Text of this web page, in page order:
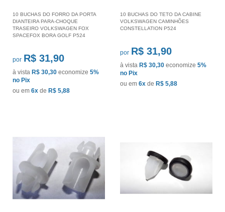
10 BUCHAS DO FORRO DA PORTA
DIANTEIRA PARA-CHOQUE
TRASEIRO VOLKSWAGEN FOX
SPACEFOX BORA GOLF P524
por R$ 31,90
à vista R$ 30,30 economize 5%
no Pix
ou em 6x de R$ 5,88
10 BUCHAS DO TETO DA CABINE
VOLKSWAGEN CAMINHÕES
CONSTELLATION P524
por R$ 31,90
à vista R$ 30,30 economize 5%
no Pix
ou em 6x de R$ 5,88